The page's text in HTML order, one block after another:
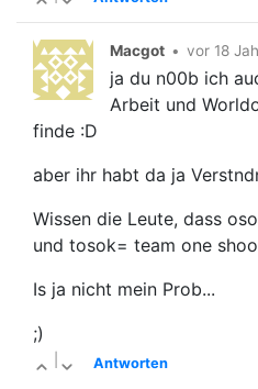
Macgot • vor 18
ja du n00b ich
Arbeit und
finde :D
aber ihr habt da ja
Wissen die Leute, dass
und tosok= team one
Is ja nicht mein Prob...
;)
Antworten